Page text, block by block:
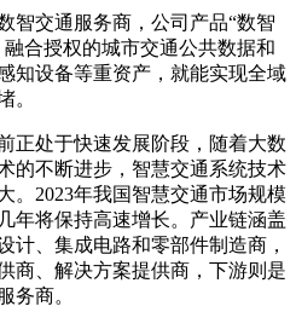
交通服务商，公司产品“数智
合授权的城市交通公共数据和
知设备等重资产，就能实现全域
。
处于快速发展阶段，随着大数
的不断进步，智慧交通系统技术
。2023年我国智慧交通市场规模
年将保持高速增长。产业链涵盖
计、集成电路和零部件制造商，
商、解决方案提供商，下游则是
务商。